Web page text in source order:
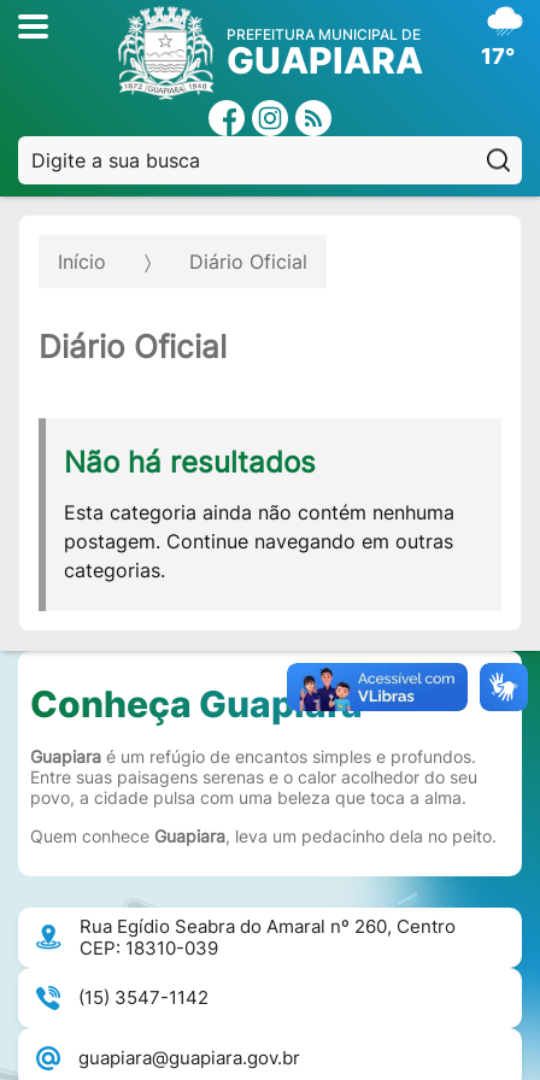
PREFEITURA MUNICIPAL DE
GUAPIARA 17°
Início Diário Oficial
Diário Oficial
Não há resultados
Esta categoria ainda não contém nenhuma
postagem. Continue navegando em outras
categorias.
Conheça Guapiara
Guapiara é um refúgio de encantos simples e profundos.
Entre suas paisagens serenas e o calor acolhedor do seu
povo, a cidade pulsa com uma beleza que toca a alma.
Quem conhece Guapiara, leva um pedacinho dela no peito.
Rua Egídio Seabra do Amaral nº 260, Centro
CEP: 18310-039
(15) 3547-1142
guapiara@guapiara.gov.br